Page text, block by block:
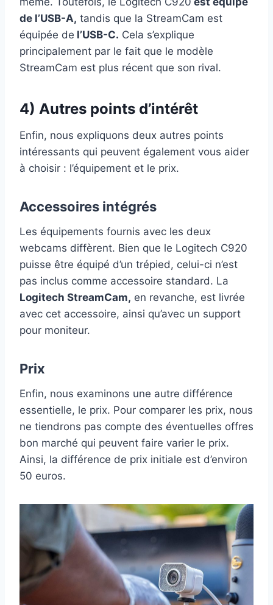
de l’USB-A, tandis que la StreamCam est
équipée de l’USB-C. Cela s’explique
principalement par le fait que le modèle
StreamCam est plus récent que son rival.
4) Autres points d’intérêt
Enfin, nous expliquons deux autres points
intéressants qui peuvent également vous aider
à choisir : l’équipement et le prix.
Accessoires intégrés
Les équipements fournis avec les deux
webcams diffèrent. Bien que le Logitech C920
puisse être équipé d’un trépied, celui-ci n’est
pas inclus comme accessoire standard. La
Logitech StreamCam, en revanche, est livrée
avec cet accessoire, ainsi qu’avec un support
pour moniteur.
Prix
Enfin, nous examinons une autre différence
essentielle, le prix. Pour comparer les prix, nous
ne tiendrons pas compte des éventuelles offres
bon marché qui peuvent faire varier le prix.
Ainsi, la différence de prix initiale est d’environ
50 euros.